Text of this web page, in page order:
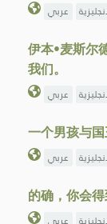
عربي
伊本•麦斯尔
我们。
عربي
一个男孩与
عربي
的确，你会